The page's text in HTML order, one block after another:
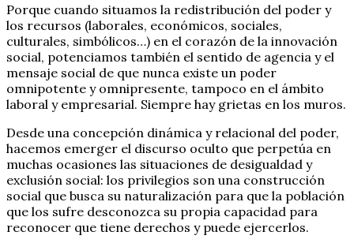
Porque cuando situamos la redistribución del poder y
los recursos (laborales, económicos, sociales,
culturales, simbólicos…) en el corazón de la innovación
social, potenciamos también el sentido de agencia y el
mensaje social de que nunca existe un poder
omnipotente y omnipresente, tampoco en el ámbito
laboral y empresarial. Siempre hay grietas en los muros.
Desde una concepción dinámica y relacional del poder,
hacemos emerger el discurso oculto que perpetúa en
muchas ocasiones las situaciones de desigualdad y
exclusión social: los privilegios son una construcción
social que busca su naturalización para que la población
que los sufre desconozca su propia capacidad para
reconocer que tiene derechos y puede ejercerlos.